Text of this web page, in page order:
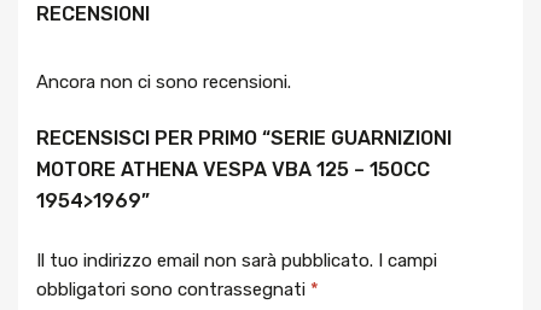
RECENSIONI
Ancora non ci sono recensioni.
RECENSISCI PER PRIMO “SERIE GUARNIZIONI
MOTORE ATHENA VESPA VBA 125 – 150CC
1954>1969”
Il tuo indirizzo email non sarà pubblicato.
I campi
obbligatori sono contrassegnati *